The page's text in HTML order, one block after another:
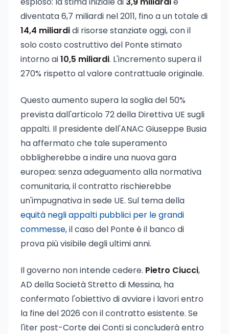
diventata 6,7 miliardi nel 2011, fino a un totale di
14,4 miliardidi risorse stanziate oggi, con il
solo costo costruttivo del Ponte stimato
intorno ai10,5 miliardi. L'incremento supera il
270% rispetto al valore contrattuale originale.
Questo aumento supera la soglia del 50%
prevista dall'articolo 72 della Direttiva UE sugli
appalti. Il presidente dell'ANAC Giuseppe Busia
ha affermato che tale superamento
obbligherebbe a indire una nuova gara
europea: senza adeguamento alla normativa
comunitaria, il contratto rischierebbe
un'impugnativa in sede UE. Sul tema della
equità negli appalti pubblici per le grandi
commesse, il caso del Ponte è il banco di
prova più visibile degli ultimi anni.
Il governo non intende cedere. Pietro Ciucci,
AD della Società Stretto di Messina, ha
confermato l'obiettivo di avviare i lavori entro
la fine del 2026 con il contratto esistente. Se
l'iter post-Corte dei Conti si concluderà entro